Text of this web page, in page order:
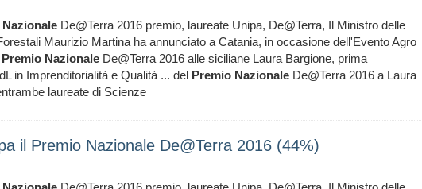
Nazionale De@Terra 2016 premio, laureate Unipa, De@Terra, Il Ministro delle
Maurizio Martina ha annunciato a Catania, in occasione dell'Evento Agro
Premio Nazionale De@Terra 2016 alle siciliane Laura Bargione, prima
in Imprenditorialità e Qualità ... del Premio Nazionale De@Terra 2016 a Laura
laureate di Scienze
il Premio Nazionale De@Terra 2016 (44%)